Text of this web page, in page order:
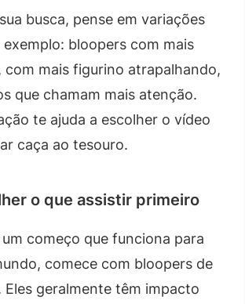
busca, pense em variações
bloopers com mais
com mais figurino atrapalhando,
que chamam mais atenção.
te ajuda a escolher o vídeo
caça ao tesouro.
o que assistir primeiro
começo que funciona para
comece com bloopers de
Eles geralmente têm impacto